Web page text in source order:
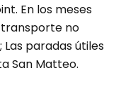
En los meses
transporte no
paradas útiles
San Matteo.